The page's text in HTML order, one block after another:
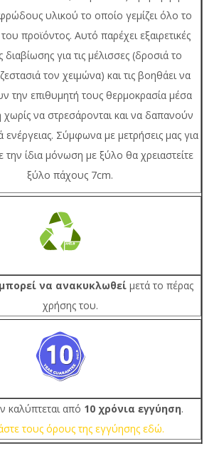
υλικού το οποίο γεμίζει όλο το
προϊόντος. Αυτό παρέχει εξαιρετικές
διαβίωσης για τις μέλισσες (δροσιά το
τον χειμώνα) και τις βοηθάει να
την επιθυμητή τους θερμοκρασία μέσα
να στρεσάρονται και να δαπανούν
Σύμφωνα με μετρήσεις μας για
την ίδια μόνωση με ξύλο θα χρειαστείτε
ξύλο πάχους 7cm.
μπορεί να ανακυκλωθεί μετά το πέρας
χρήσης του.
καλύπτεται από 10 χρόνια εγγύηση.
τους όρους της εγγύησης εδώ.